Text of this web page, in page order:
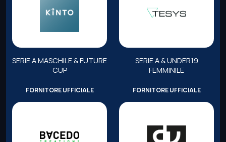
SERIE A MASCHILE & FUTURE
CUP
SERIE A & UNDER19
FEMMINILE
FORNITORE UFFICIALE FORNITORE UFFICIALE